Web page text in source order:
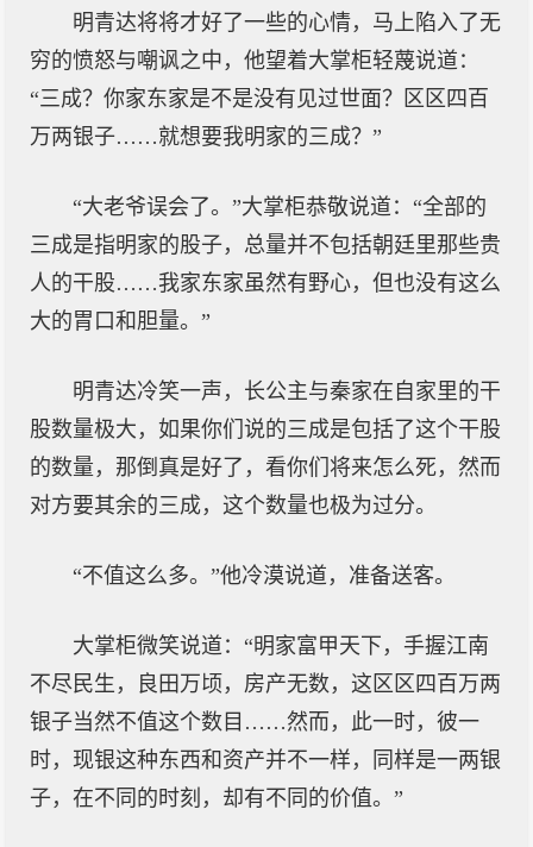
明青达将将才好了一些的心情，马上陷入了无
穷的愤怒与嘲讽之中，他望着大掌柜轻蔑说道：
“三成？你家东家是不是没有见过世面？区区四百
万两银子……就想要我明家的三成？”
“大老爷误会了。”大掌柜恭敬说道：“全部的
三成是指明家的股子，总量并不包括朝廷里那些贵
人的干股……我家东家虽然有野心，但也没有这么
大的胃口和胆量。”
明青达冷笑一声，长公主与秦家在自家里的干
股数量极大，如果你们说的三成是包括了这个干股
的数量，那倒真是好了，看你们将来怎么死，然而
对方要其余的三成，这个数量也极为过分。
“不值这么多。”他冷漠说道，准备送客。
大掌柜微笑说道：“明家富甲天下，手握江南
不尽民生，良田万顷，房产无数，这区区四百万两
银子当然不值这个数目……然而，此一时，彼一
时，现银这种东西和资产并不一样，同样是一两银
子，在不同的时刻，却有不同的价值。”